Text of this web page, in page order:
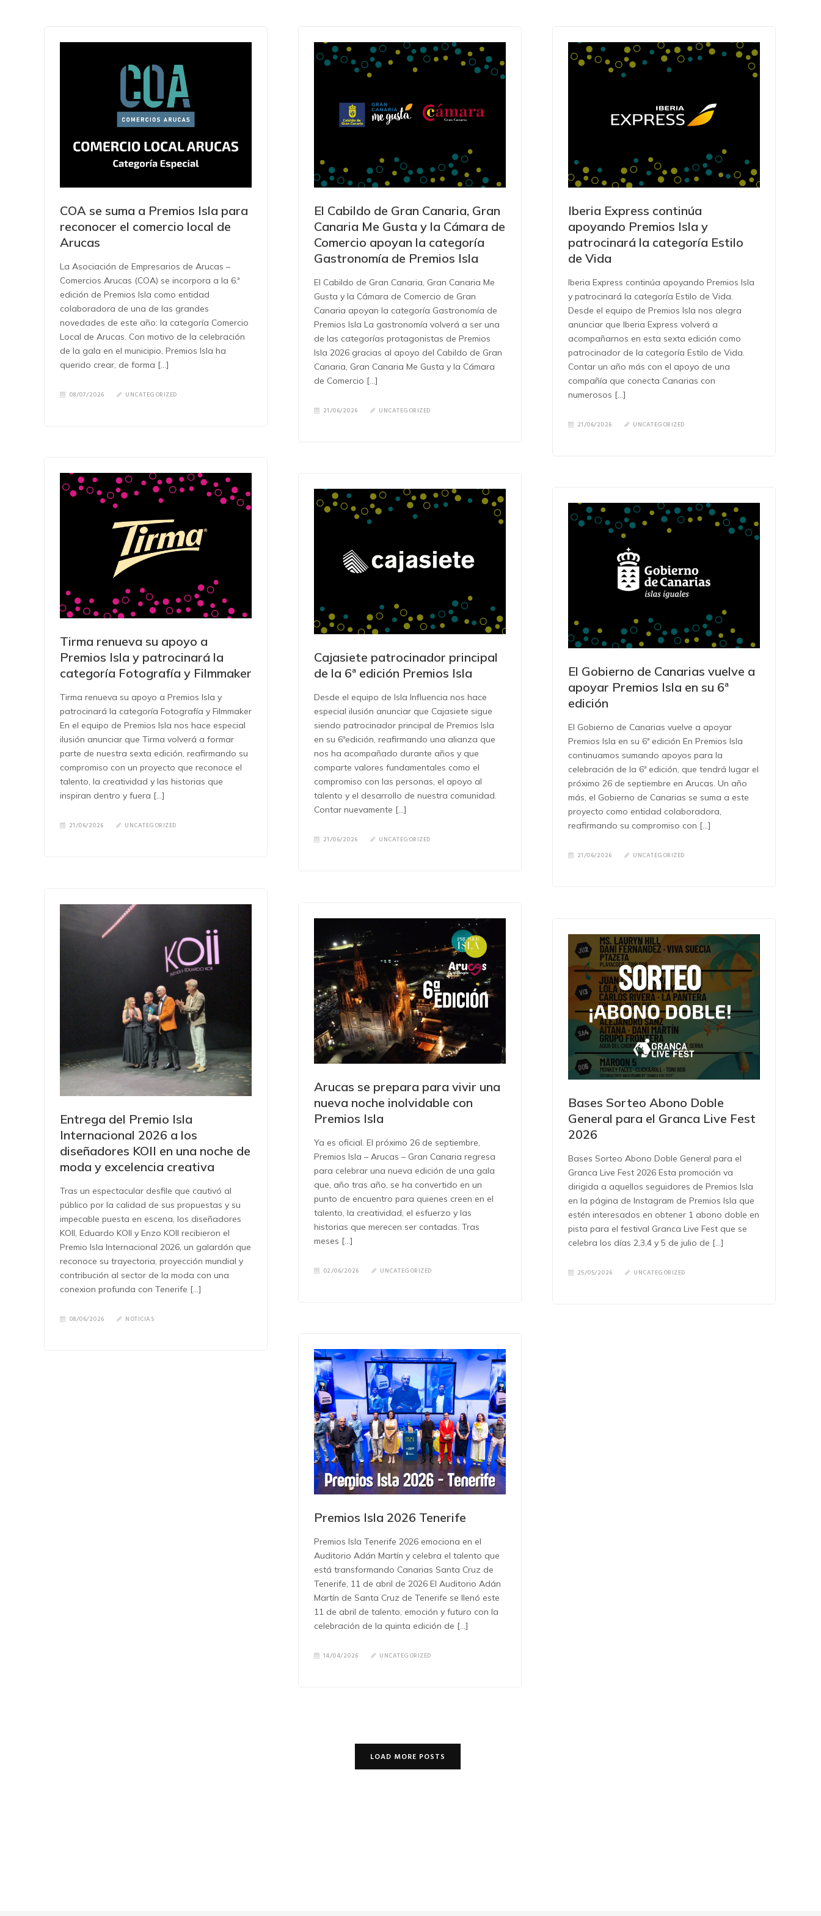
COA se suma a Premios Isla para
reconocer el comercio local de
Arucas
La Asociación de Empresarios de Arucas –
Comercios Arucas (COA) se incorpora a la 6.ª
edición de Premios Isla como entidad
colaboradora de una de las grandes
novedades de este año: la categoría Comercio
Local de Arucas. Con motivo de la celebración
de la gala en el municipio, Premios Isla ha
querido crear, de forma […]
08/07/2026 UNCATEGORIZED
El Cabildo de Gran Canaria, Gran
Canaria Me Gusta y la Cámara de
Comercio apoyan la categoría
Gastronomía de Premios Isla
El Cabildo de Gran Canaria, Gran Canaria Me
Gusta y la Cámara de Comercio de Gran
Canaria apoyan la categoría Gastronomía de
Premios Isla La gastronomía volverá a ser una
de las categorías protagonistas de Premios
Isla 2026 gracias al apoyo del Cabildo de Gran
Canaria, Gran Canaria Me Gusta y la Cámara
de Comercio […]
21/06/2026 UNCATEGORIZED
Iberia Express continúa
apoyando Premios Isla y
patrocinará la categoría Estilo
de Vida
Iberia Express continúa apoyando Premios Isla
y patrocinará la categoría Estilo de Vida.
Desde el equipo de Premios Isla nos alegra
anunciar que Iberia Express volverá a
acompañarnos en esta sexta edición como
patrocinador de la categoría Estilo de Vida.
Contar un año más con el apoyo de una
compañía que conecta Canarias con
numerosos […]
21/06/2026 UNCATEGORIZED
Tirma renueva su apoyo a
Premios Isla y patrocinará la
categoría Fotografía y Filmmaker
Tirma renueva su apoyo a Premios Isla y
patrocinará la categoría Fotografía y Filmmaker
En el equipo de Premios Isla nos hace especial
ilusión anunciar que Tirma volverá a formar
parte de nuestra sexta edición, reafirmando su
compromiso con un proyecto que reconoce el
talento, la creatividad y las historias que
inspiran dentro y fuera […]
21/06/2026 UNCATEGORIZED
Cajasiete patrocinador principal
de la 6ª edición Premios Isla
Desde el equipo de Isla Influencia nos hace
especial ilusión anunciar que Cajasiete sigue
siendo patrocinador principal de Premios Isla
en su 6ªedición, reafirmando una alianza que
nos ha acompañado durante años y que
comparte valores fundamentales como el
compromiso con las personas, el apoyo al
talento y el desarrollo de nuestra comunidad.
Contar nuevamente […]
21/06/2026 UNCATEGORIZED
El Gobierno de Canarias vuelve a
apoyar Premios Isla en su 6ª
edición
El Gobierno de Canarias vuelve a apoyar
Premios Isla en su 6ª edición En Premios Isla
continuamos sumando apoyos para la
celebración de la 6ª edición, que tendrá lugar el
próximo 26 de septiembre en Arucas. Un año
más, el Gobierno de Canarias se suma a este
proyecto como entidad colaboradora,
reafirmando su compromiso con […]
21/06/2026 UNCATEGORIZED
Entrega del Premio Isla
Internacional 2026 a los
diseñadores KOII en una noche de
moda y excelencia creativa
Tras un espectacular desfile que cautivó al
público por la calidad de sus propuestas y su
impecable puesta en escena, los diseñadores
KOII, Eduardo KOII y Enzo KOII recibieron el
Premio Isla Internacional 2026, un galardón que
reconoce su trayectoria, proyección mundial y
contribución al sector de la moda con una
conexion profunda con Tenerife […]
08/06/2026 NOTICIAS
Arucas se prepara para vivir una
nueva noche inolvidable con
Premios Isla
Ya es oficial. El próximo 26 de septiembre,
Premios Isla – Arucas – Gran Canaria regresa
para celebrar una nueva edición de una gala
que, año tras año, se ha convertido en un
punto de encuentro para quienes creen en el
talento, la creatividad, el esfuerzo y las
historias que merecen ser contadas. Tras
meses […]
02/06/2026 UNCATEGORIZED
Bases Sorteo Abono Doble
General para el Granca Live Fest
2026
Bases Sorteo Abono Doble General para el
Granca Live Fest 2026 Esta promoción va
dirigida a aquellos seguidores de Premios Isla
en la página de Instagram de Premios Isla que
estén interesados en obtener 1 abono doble en
pista para el festival Granca Live Fest que se
celebra los días 2,3,4 y 5 de julio de […]
25/05/2026 UNCATEGORIZED
Premios Isla 2026 Tenerife
Premios Isla Tenerife 2026 emociona en el
Auditorio Adán Martín y celebra el talento que
está transformando Canarias Santa Cruz de
Tenerife, 11 de abril de 2026 El Auditorio Adán
Martín de Santa Cruz de Tenerife se llenó este
11 de abril de talento, emoción y futuro con la
celebración de la quinta edición de […]
14/04/2026 UNCATEGORIZED
LOAD MORE POSTS